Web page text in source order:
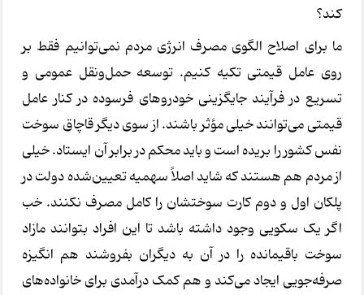
کند؟
ما برای اصلاح الگوی مصرف انرژی مردم نمی‌توانیم فقط بر
روی عامل قیمتی تکیه کنیم. توسعه حمل‌ونقل عمومی و
تسریع در فرآیند جایگزینی خودروهای فرسوده در کنار عامل
قیمتی می‌توانند خیلی مؤثر باشند. از سوی دیگر قاچاق سوخت
نفس کشور را بریده است و باید محکم در برابر آن ایستاد. خیلی
از مردم هم هستند که شاید اصلاً سهمیه تعیین‌شده دولت در
پلکان اول و دوم کارت سوختشان را کامل مصرف نکنند. خب
اگر یک سکویی وجود داشته باشد تا این افراد بتوانند مازاد
سوخت باقیمانده را در آن به دیگران بفروشند هم انگیزه
صرفه‌جویی ایجاد می‌کند و هم کمک درآمدی برای خانواده‌های